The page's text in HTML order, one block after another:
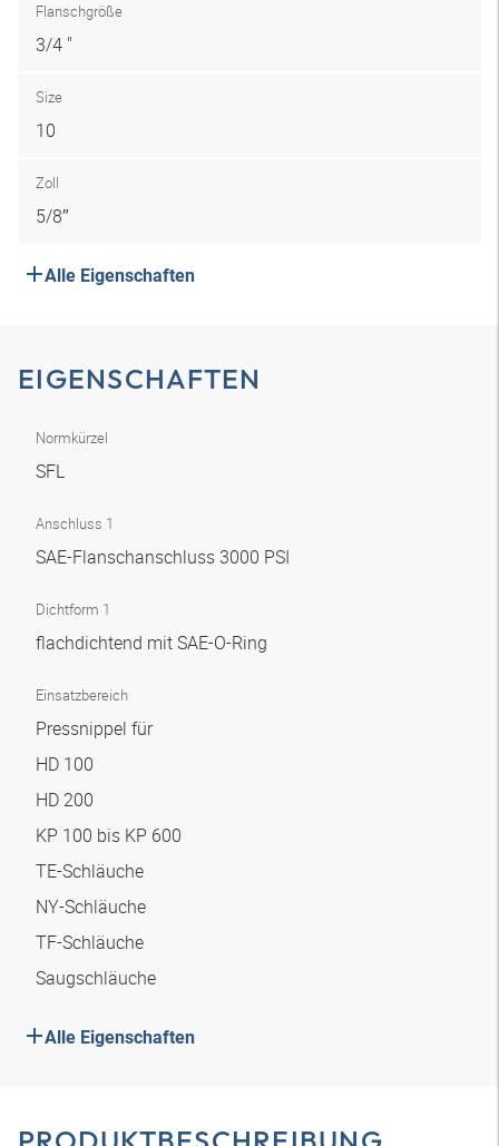
Flanschgröße
3/4 "
Size
10
Zoll
5/8″
Alle Eigenschaften
EIGENSCHAFTEN
Normkürzel
SFL
Anschluss 1
SAE-Flanschanschluss 3000 PSI
Dichtform 1
flachdichtend mit SAE-O-Ring
Einsatzbereich
Pressnippel für
HD 100
HD 200
KP 100 bis KP 600
TE-Schläuche
NY-Schläuche
TF-Schläuche
Saugschläuche
Alle Eigenschaften